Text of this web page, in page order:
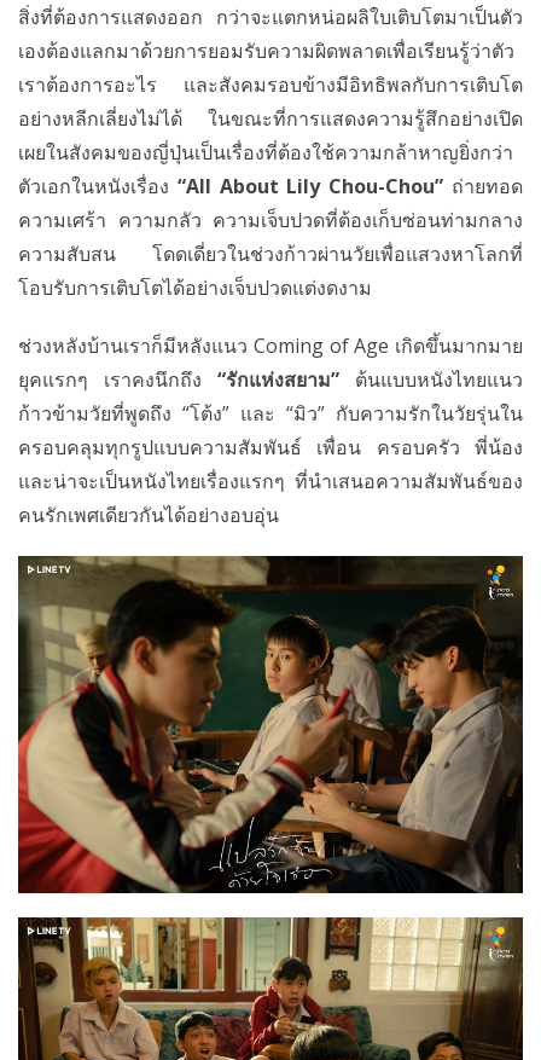
สิ่งที่ต้องการแสดงออก กว่าจะแตกหน่อผลิใบเติบโตมาเป็นตัว
เองต้องแลกมาด้วยการยอมรับความผิดพลาดเพื่อเรียนรู้ว่าตัว
เราต้องการอะไร และสังคมรอบข้างมีอิทธิพลกับการเติบโต
อย่างหลีกเลี่ยงไม่ได้ ในขณะที่การแสดงความรู้สึกอย่างเปิด
เผยในสังคมของญี่ปุ่นเป็นเรื่องที่ต้องใช้ความกล้าหาญยิ่งกว่า
ตัวเอกในหนังเรื่อง “All About Lily Chou-Chou” ถ่ายทอด
ความเศร้า ความกลัว ความเจ็บปวดที่ต้องเก็บซ่อนท่ามกลาง
ความสับสน โดดเดี่ยวในช่วงก้าวผ่านวัยเพื่อแสวงหาโลกที่
โอบรับการเติบโตได้อย่างเจ็บปวดแต่งดงาม
ช่วงหลังบ้านเราก็มีหลังแนว Coming of Age เกิดขึ้นมากมาย
ยุคแรกๆ เราคงนึกถึง “รักแห่งสยาม” ต้นแบบหนังไทยแนว
ก้าวข้ามวัยที่พูดถึง “โต้ง” และ “มิว” กับความรักในวัยรุ่นใน
ครอบคลุมทุกรูปแบบความสัมพันธ์ เพื่อน ครอบครัว พี่น้อง
และน่าจะเป็นหนังไทยเรื่องแรกๆ ที่นำเสนอความสัมพันธ์ของ
คนรักเพศเดียวกันได้อย่างอบอุ่น